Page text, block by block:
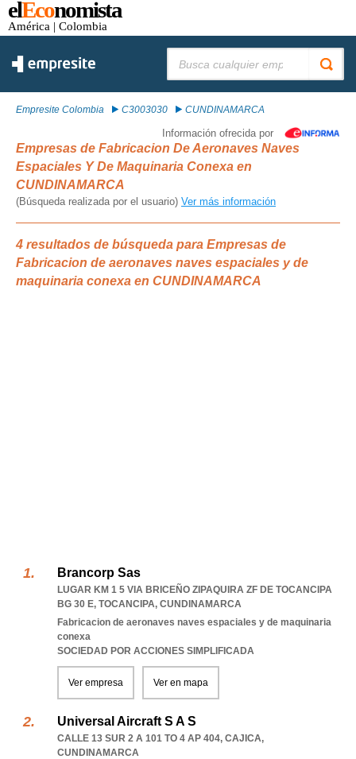
elEconomista
América | Colombia
Empresite Colombia C3003030 CUNDINAMARCA
Información ofrecida por
Empresas de Fabricacion De Aeronaves Naves
Espaciales Y De Maquinaria Conexa en
CUNDINAMARCA
(Búsqueda realizada por el usuario) Ver más información
4 resultados de búsqueda para Empresas de
Fabricacion de aeronaves naves espaciales y de
maquinaria conexa en CUNDINAMARCA
Brancorp Sas
LUGAR KM 1 5 VIA BRICEÑO ZIPAQUIRA ZF DE TOCANCIPA
BG 30 E, TOCANCIPA, CUNDINAMARCA
Fabricacion de aeronaves naves espaciales y de maquinaria
conexa
SOCIEDAD POR ACCIONES SIMPLIFICADA
Ver empresa Ver en mapa
Universal Aircraft S A S
CALLE 13 SUR 2 A 101 TO 4 AP 404, CAJICA,
CUNDINAMARCA